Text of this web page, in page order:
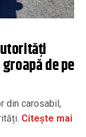
de pe
din carosabil,
Citește mai